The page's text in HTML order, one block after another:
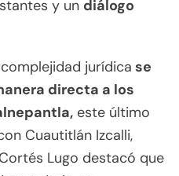
y un diálogo
jurídica se
directa a los
este último
Cuautitlán Izcalli,
Lugo destacó que